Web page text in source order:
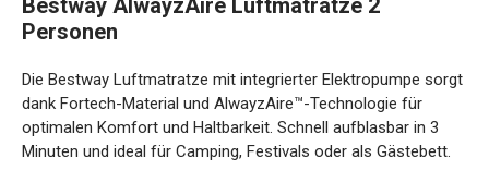
Personen
sorgt dank Fortech-Material und AlwayzAire™-Technologie
für optimalen Komfort und Haltbarkeit. Schnell aufblasbar in
3 Minuten und ideal für Camping, Festivals oder als
Gästebett.